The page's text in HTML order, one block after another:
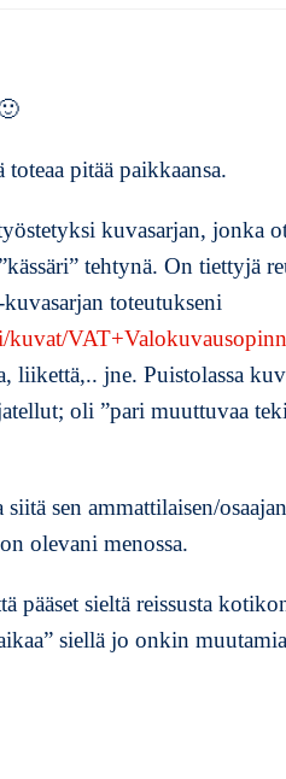
pitää paikkaansa.
kuvasarjan, jonka
tehtynä. On tiettyjä
toteutukseni
kuvat/
liikettä,.. jne. Puistolassa
oli ”pari muuttuvaa
sen ammattilaisen/
olevani menossa.
pääset sieltä reissusta
siellä jo onkin